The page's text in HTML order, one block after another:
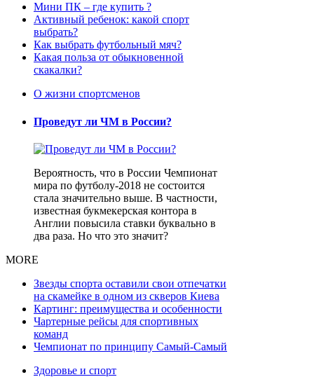
Мини ПК – где купить ?
Активный ребенок: какой спорт
выбрать?
Как выбрать футбольный мяч?
Какая польза от обыкновенной
скакалки?
О жизни спортсменов
Проведут ли ЧМ в России?
Вероятность, что в России Чемпионат
мира по футболу-2018 не состоится
стала значительно выше. В частности,
известная букмекерская контора в
Англии повысила ставки буквально в
два раза. Но что это значит?
MORE
Звезды спорта оставили свои отпечатки
на скамейке в одном из скверов Киева
Картинг: преимущества и особенности
Чартерные рейсы для спортивных
команд
Чемпионат по принципу Самый-Самый
Здоровье и спорт